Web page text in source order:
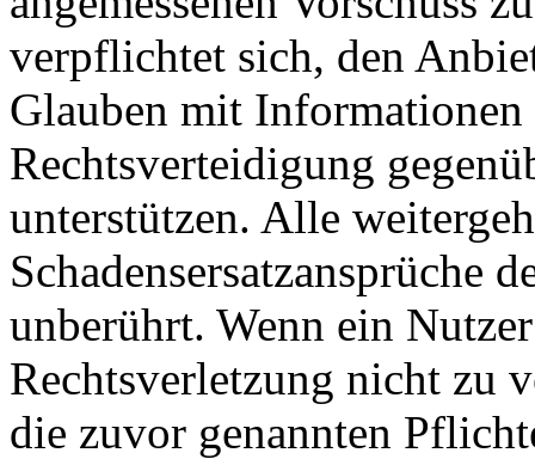
verpflichtet sich, den
Glauben mit
Rechtsverteidigung
unterstützen. Alle
Schadensersatzansprüche
unberührt. Wenn ein
Rechtsverletzung nicht zu
die zuvor genannten